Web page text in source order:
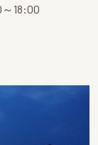
～18:00